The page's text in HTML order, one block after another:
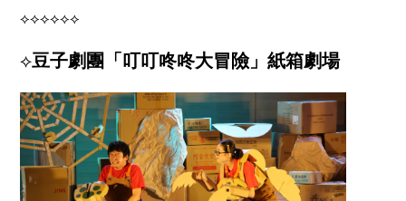
⟡⟡⟡⟡⟡⟡
⟡豆子劇團「叮叮咚咚大冒險」紙箱劇場